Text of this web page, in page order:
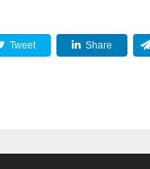
Tweet Share